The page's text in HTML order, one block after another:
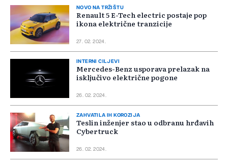
NOVO NA TRŽIŠTU
Renault 5 E-Tech electric postaje pop
ikona električne tranzicije
27. 02. 2024.
INTERNI CILJEVI
Mercedes-Benz usporava prelazak na
isključivo električne pogone
26. 02. 2024.
ZAHVATILA IH KOROZIJA
Teslin inženjer stao u odbranu hrđavih
Cybertruck
26. 02. 2024.